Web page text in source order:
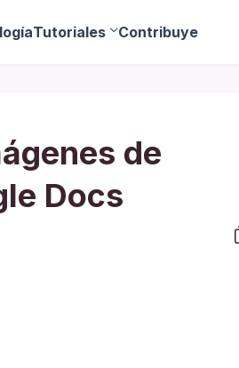
Tutoriales Contribuye
de
Docs